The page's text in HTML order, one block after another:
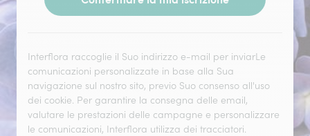
Interflora raccoglie il Suo indirizzo e-mail per inviarLe
comunicazioni personalizzate in base alla Sua
navigazione sul nostro sito, previo Suo consenso all'uso
dei cookie. Per garantire la consegna delle email,
valutare le prestazioni delle campagne e personalizzare
le comunicazioni, Interflora utilizza dei tracciatori.